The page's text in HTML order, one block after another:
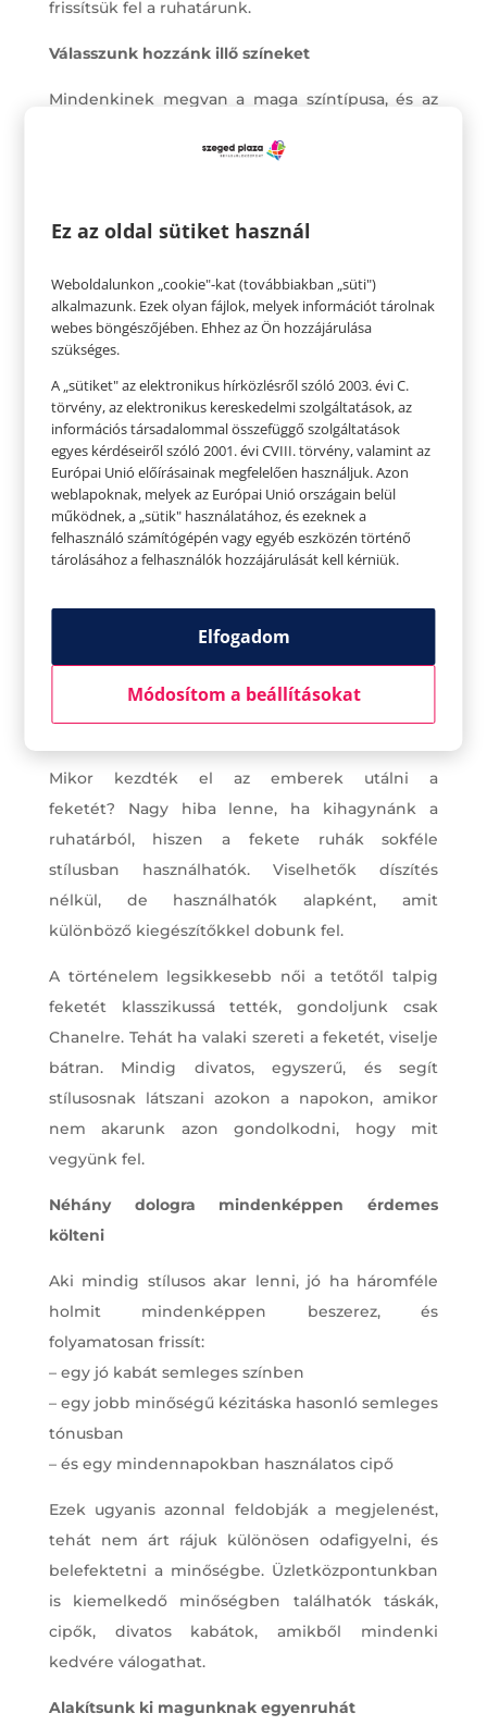
frissítsük fel a ruhatárunk.
Válasszunk hozzánk illő színeket
Mindenkinek megvan a maga színtípusa, és az
igazán stílusosak lehetnek a semleges, tónusos
is mindig elegánsak, csodás megjelenést
húzni magára, aki a merész színekért és
mintákért van oda. A stílust az adja, ha szeretjük a
ruhát, amit választunk, és tudjuk viselni.
Ha teljesen tanácstalanok vagyunk, jöhet a
Mikor kezdték el az emberek utálni a
feketét? Nagy hiba lenne, ha kihagynánk a
ruhatárból, hiszen a fekete ruhák sokféle
stílusban használhatók. Viselhetők díszítés
nélkül, de használhatók alapként, amit
különböző kiegészítőkkel dobunk fel.
A történelem legsikkesebb női a tetőtől talpig
feketét klasszikussá tették, gondoljunk csak
Chanelre. Tehát ha valaki szereti a feketét, viselje
bátran. Mindig divatos, egyszerű, és segít
stílusosnak látszani azokon a napokon, amikor
nem akarunk azon gondolkodni, hogy mit
vegyünk fel.
Néhány dologra mindenképpen érdemes
költeni
Aki mindig stílusos akar lenni, jó ha háromféle
holmit mindenképpen beszerez, és
folyamatosan frissít:
– egy jó kabát semleges színben
– egy jobb minőségű kézitáska hasonló semleges
tónusban
– és egy mindennapokban használatos cipő
Ezek ugyanis azonnal feldobják a megjelenést,
tehát nem árt rájuk különösen odafigyelni, és
belefektetni a minőségbe. Üzletközpontunkban
is kiemelkedő minőségben találhatók táskák,
cipők, divatos kabátok, amikből mindenki
kedvére válogathat.
Alakítsunk ki magunknak egyenruhát
Ez az oldal sütiket használ
Weboldalunkon „cookie"-kat (továbbiakban „süti")
alkalmazunk. Ezek olyan fájlok, melyek információt tárolnak
webes böngészőjében. Ehhez az Ön hozzájárulása
szükséges.
A „sütiket" az elektronikus hírközlésről szóló 2003. évi C.
törvény, az elektronikus kereskedelmi szolgáltatások, az
információs társadalommal összefüggő szolgáltatások
egyes kérdéseiről szóló 2001. évi CVIII. törvény, valamint az
Európai Unió előírásainak megfelelően használjuk. Azon
weblapoknak, melyek az Európai Unió országain belül
működnek, a „sütik" használatához, és ezeknek a
felhasználó számítógépén vagy egyéb eszközén történő
tárolásához a felhasználók hozzájárulását kell kérniük.
Elfogadom
Módosítom a beállításokat